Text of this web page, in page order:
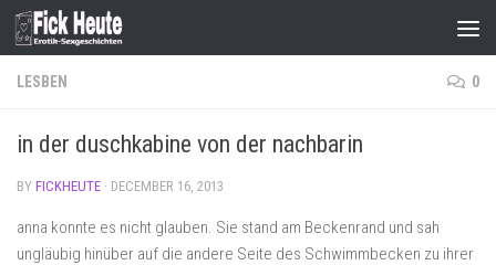
Skip to content
LESBEN 0
in der duschkabine von der nachbarin
BY FICKHEUTE · DECEMBER 16, 2013
anna konnte es nicht glauben. Sie stand am Beckenrand und sah
ungläubig hinüber auf die andere Seite des Schwimmbecken zu ihrer